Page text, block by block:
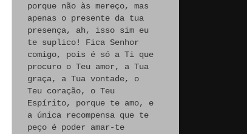
porque não às mereço, mas
apenas o presente da tua
presença, ah, isso sim eu
te suplico! Fica Senhor
comigo, pois é só a Ti que
procuro o Teu amor, a Tua
graça, a Tua vontade, o
Teu coração, o Teu
Espírito, porque te amo, e
a única recompensa que te
peço é poder amar-te